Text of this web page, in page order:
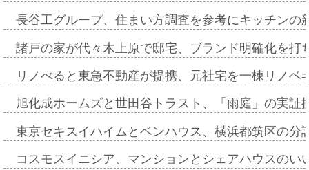
長谷工グループ、住まい方調査を参考にキッチン
諸戸の家が代々木上原で邸宅、ブランド明確化を
リノべると東急不動産が提携、元社宅を一棟リノ
旭化成ホームズと世田谷トラスト、「雨庭」の実
東京セキスイハイムとベンハウス、横浜都筑区の
コスモスイニシア、マンションとシェアハウスの